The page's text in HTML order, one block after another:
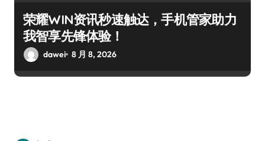
荣耀WIN资讯秒速触达，手机管家助力
我智享先锋体验！
dawei 8 月 8, 2026